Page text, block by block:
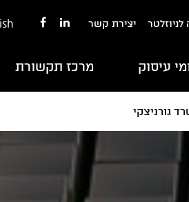
יצירת קשר
עיסוק מרכז תקשורת
גורניצקי